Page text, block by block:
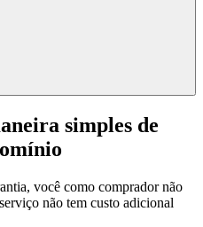
simples de
você como comprador não
não tem custo adicional